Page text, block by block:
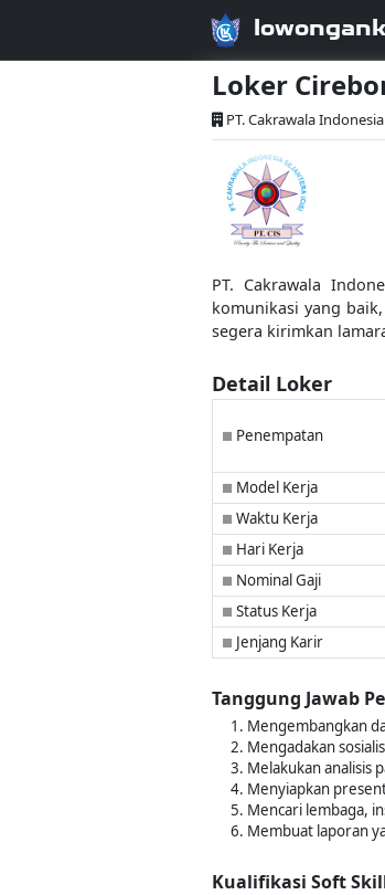
Loker
PT. Cakrawala
PT. Cakrawala
komunikasi yang
segera kirimkan
Detail Loker
■ Penempatan
■ Model Kerja
■ Waktu Kerja
■ Hari Kerja
■ Nominal Gaji
■ Status Kerja
■ Jenjang Karir
Tanggung Jawab
Mengembangkan
Mengadakan
Melakukan analisis
Menyiapkan
Mencari lembaga,
Membuat laporan
Kualifikasi Soft